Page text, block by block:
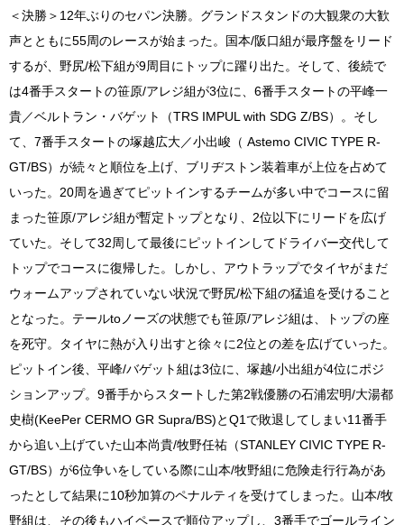
＜決勝＞12年ぶりのセパン決勝。グランドスタンドの大観衆の大歓
声とともに55周のレースが始まった。国本/阪口組が最序盤をリード
するが、野尻/松下組が9周目にトップに躍り出た。そして、後続で
は4番手スタートの笹原/アレジ組が3位に、6番手スタートの平峰一
貴／ベルトラン・バゲット（TRS IMPUL with SDG Z/BS）。そし
て、7番手スタートの塚越広大／小出峻（ Astemo CIVIC TYPE R-
GT/BS）が続々と順位を上げ、ブリヂストン装着車が上位を占めて
いった。20周を過ぎてピットインするチームが多い中でコースに留
まった笹原/アレジ組が暫定トップとなり、2位以下にリードを広げ
ていた。そして32周して最後にピットインしてドライバー交代して
トップでコースに復帰した。しかし、アウトラップでタイヤがまだ
ウォームアップされていない状況で野尻/松下組の猛追を受けること
となった。テールtoノーズの状態でも笹原/アレジ組は、トップの座
を死守。タイヤに熱が入り出すと徐々に2位との差を広げていった。
ピットイン後、平峰/バゲット組は3位に、塚越/小出組が4位にポジ
ションアップ。9番手からスタートした第2戦優勝の石浦宏明/大湯都
史樹(KeePer CERMO GR Supra/BS)とQ1で敗退してしまい11番手
から追い上げていた山本尚貴/牧野任祐（STANLEY CIVIC TYPE R-
GT/BS）が6位争いをしている際に山本/牧野組に危険走行行為があ
ったとして結果に10秒加算のペナルティを受けてしまった。山本/牧
野組は、その後もハイペースで順位アップし、3番手でゴールライン